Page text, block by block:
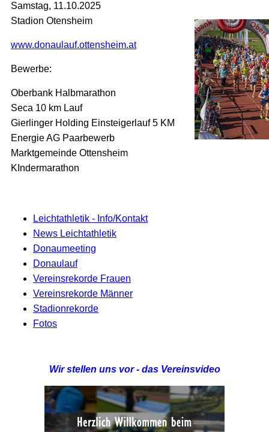
Samstag, 11.10.2025
Stadion Otensheim
www.donaulauf.ottensheim.at
Bewerbe:
Oberbank Halbmarathon
Seca 10 km Lauf
Gierlinger Holding Einsteigerlauf 5 KM
Energie AG Paarbewerb
Marktgemeinde Ottensheim
KIndermarathon
Leichtathletik - Info/Kontakt
News Leichtathletik
Donaumeeting
Donaulauf
Vereinsrekorde Frauen
Vereinsrekorde Männer
Stadionrekorde
Fotos
Wir stellen uns vor - das Vereinsvideo